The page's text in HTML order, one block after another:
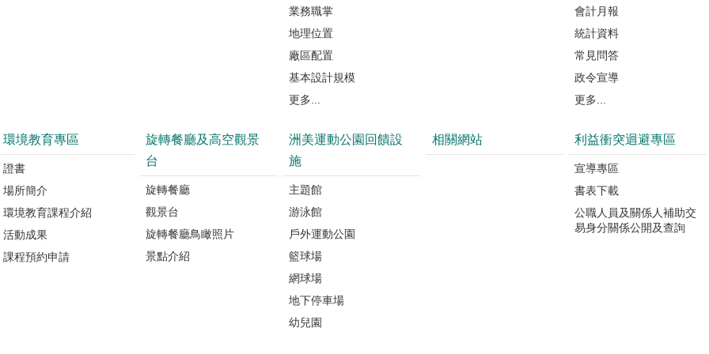
業務職掌
地理位置
廠區配置
基本設計規模
更多...
會計月報
統計資料
常見問答
政令宣導
更多...
環境教育專區
證書
場所簡介
環境教育課程介紹
活動成果
課程預約申請
旋轉餐廳及高空觀景
台
旋轉餐廳
觀景台
旋轉餐廳鳥瞰照片
景點介紹
洲美運動公園回饋設
施
主題館
游泳館
戶外運動公園
籃球場
網球場
地下停車場
幼兒園
相關網站 利益衝突迴避專區
宣導專區
書表下載
公職人員及關係人補助交
易身分關係公開及查詢